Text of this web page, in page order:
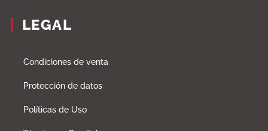
LEGAL
Condiciones de venta
Protección de datos
Políticas de Uso